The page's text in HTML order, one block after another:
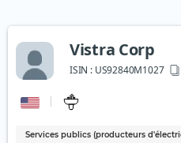
Vistra Corp
ISIN :US92840M1027
Services publics (producteurs